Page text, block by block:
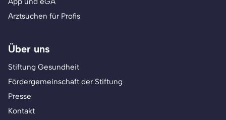
Arztsuchen für Profis
Über uns
Stiftung Gesundheit
Fördergemeinschaft der Stiftung
Presse
Kontakt